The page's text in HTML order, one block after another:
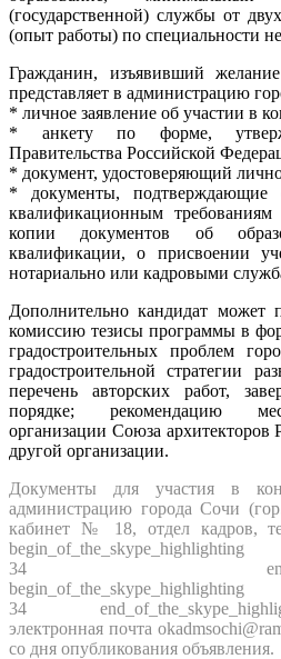
(государственной) службы от
(опыт работы) по специальности
Гражданин, изъявивший
представляет в администрацию
* личное заявление об участии в
* анкету по форме,
Правительства Российской
* документ, удостоверяющий
* документы, подтверждающие
квалификационным
копии документов об
квалификации, о присвоении
нотариально или кадровыми
Дополнительно кандидат может
комиссию тезисы программы в
градостроительных проблем
градостроительной стратегии
перечень авторских работ,
порядке; рекомендацию
организации Союза
другой организации.
Документы для участия в
администрацию города Сочи
кабинет № 18, отдел кадров,
34
34
электронная почта
со дня опубликования объявления.